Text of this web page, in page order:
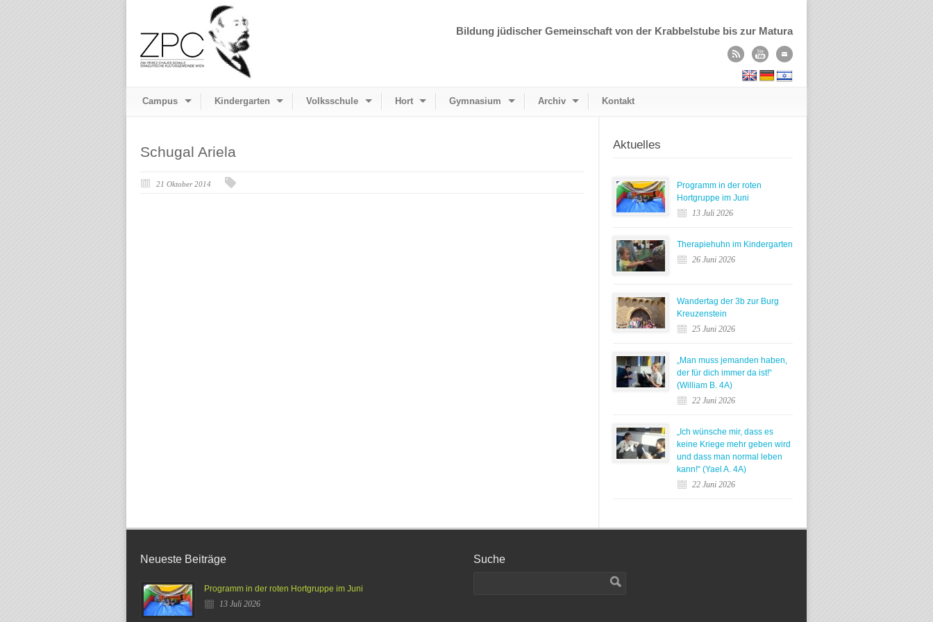
Bildung jüdischer Gemeinschaft von der Krabbelstube bis zur Matura
Campus Kindergarten Volksschule Hort Gymnasium Archiv Kontakt
Schugal Ariela
21 Oktober 2014
Aktuelles
Programm in der roten
Hortgruppe im Juni
13 Juli 2026
Therapiehuhn im Kindergarten
26 Juni 2026
Wandertag der 3b zur Burg
Kreuzenstein
25 Juni 2026
„Man muss jemanden haben,
der für dich immer da ist!“
(William B. 4A)
22 Juni 2026
„Ich wünsche mir, dass es
keine Kriege mehr geben wird
und dass man normal leben
kann!“ (Yael A. 4A)
22 Juni 2026
Neueste Beiträge
Programm in der roten Hortgruppe im Juni
13 Juli 2026
Suche